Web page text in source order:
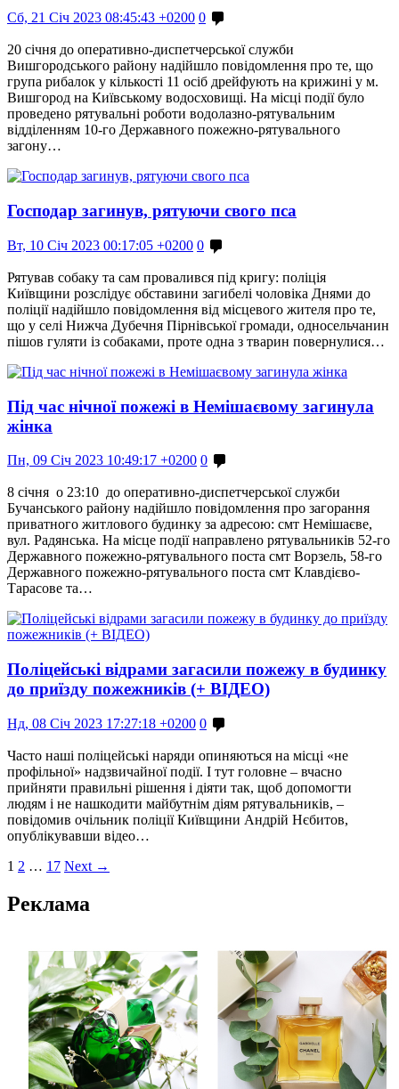
Сб, 21 Січ 2023 08:45:43 +0200 0
20 січня до оперативно-диспетчерської служби
Вишгородського району надійшло повідомлення про те, що
група рибалок у кількості 11 осіб дрейфують на крижині у м.
Вишгород на Київському водосховищі. На місці події було
проведено рятувальні роботи водолазно-рятувальним
відділенням 10-го Державного пожежно-рятувального
загону…
Господар загинув, рятуючи свого пса
Вт, 10 Січ 2023 00:17:05 +0200 0
Рятував собаку та сам провалився під кригу: поліція
Київщини розслідує обставини загибелі чоловіка Днями до
поліції надійшло повідомлення від місцевого жителя про те,
що у селі Нижча Дубечня Пірнівської громади, односельчанин
пішов гуляти із собаками, проте одна з тварин повернулися…
Під час нічної пожежі в Немішаєвому загинула
жінка
Пн, 09 Січ 2023 10:49:17 +0200 0
8 січня о 23:10 до оперативно-диспетчерської служби
Бучанського району надійшло повідомлення про загорання
приватного житлового будинку за адресою: смт Немішаєве,
вул. Радянська. На місце події направлено рятувальників 52-го
Державного пожежно-рятувального поста смт Ворзель, 58-го
Державного пожежно-рятувального поста смт Клавдієво-
Тарасове та…
Поліцейські відрами загасили пожежу в будинку
до приїзду пожежників (+ ВІДЕО)
Нд, 08 Січ 2023 17:27:18 +0200 0
Часто наші поліцейські наряди опиняються на місці «не
профільної» надзвичайної події. І тут головне – вчасно
прийняти правильні рішення і діяти так, щоб допомогти
людям і не нашкодити майбутнім діям рятувальників, –
повідомив очільник поліції Київщини Андрій Нєбитов,
опублікувавши відео…
1 2 … 17 Next →
Реклама